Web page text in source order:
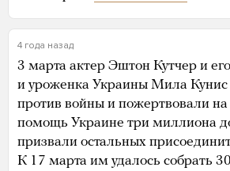
4 года назад
3 марта актер Эштон Кутчер и
и уроженка Украины Мила
против войны и пожертвовали
помощь Украине три миллиона
призвали остальных
К 17 марта им удалось собрать